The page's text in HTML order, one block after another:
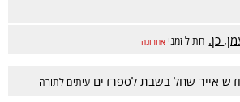
כן. חתול זמני אחרונה
אייר שחל בשבת לספרדים עיתים לתורה